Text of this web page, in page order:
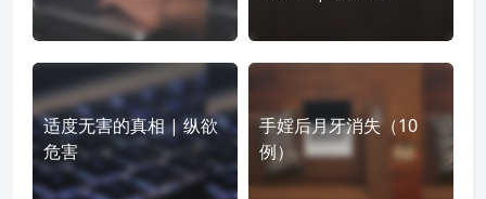
适度无害的真相 | 纵欲
危害
手婬后月牙消失（10
例）